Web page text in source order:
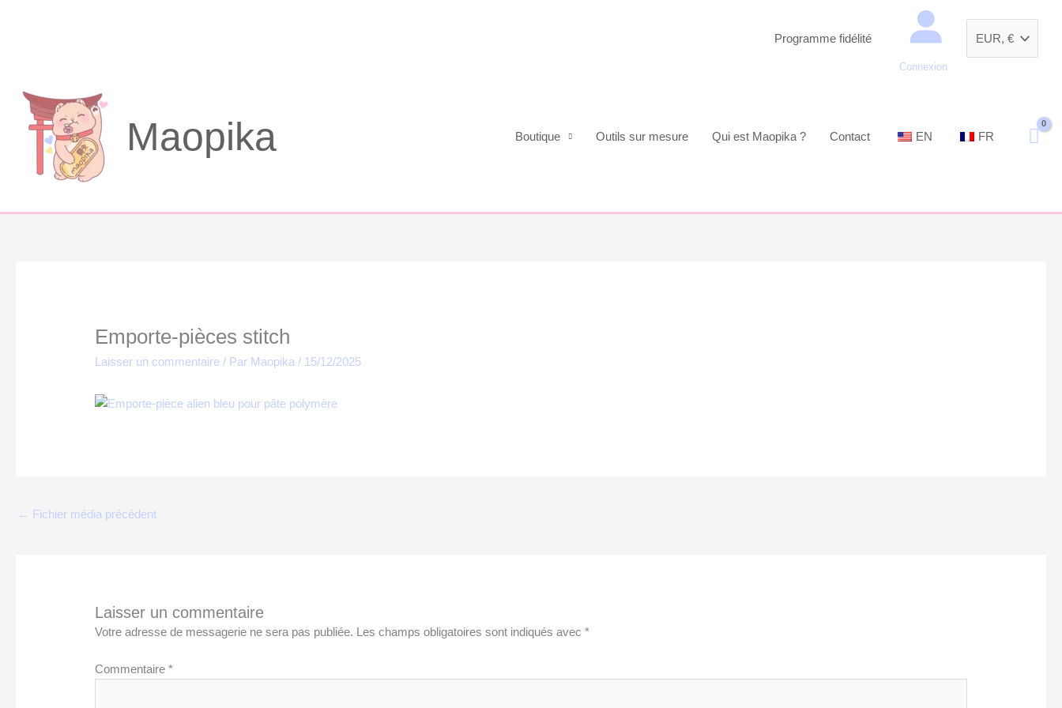
Programme fidélité
Connexion
Maopika Boutique Outils sur mesure Qui est Maopika ? Contact EN FR
Emporte-pièces stitch
Laisser un commentaire / Par Maopika/ 15/12/2025
← Fichier média précédent
Laisser un commentaire
Votre adresse de messagerie ne sera pas publiée. Les champs obligatoires sont indiqués avec*
Commentaire*
Recherche